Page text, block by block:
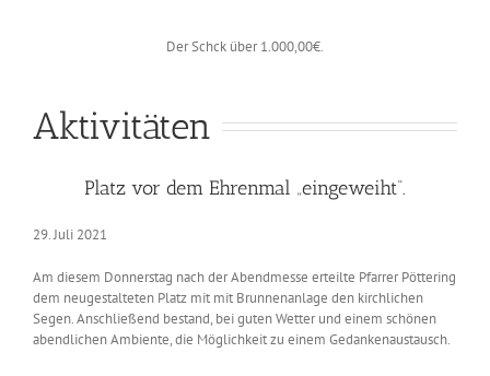
Der Schck über 1.000,00€.
Aktivitäten
Platz vor dem Ehrenmal „eingeweiht“.
29. Juli 2021
Am diesem Donnerstag nach der Abendmesse erteilte Pfarrer Pöttering
dem neugestalteten Platz mit mit Brunnenanlage den kirchlichen
Segen. Anschließend bestand, bei guten Wetter und einem schönen
abendlichen Ambiente, die Möglichkeit zu einem Gedankenaustausch.